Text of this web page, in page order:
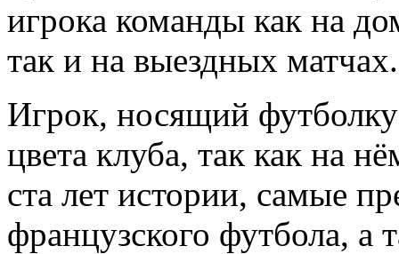
игрока команды как на
так и на выездных матчах.
Игрок, носящий
цвета клуба, так как на
ста лет истории, самые
французского футбола, а